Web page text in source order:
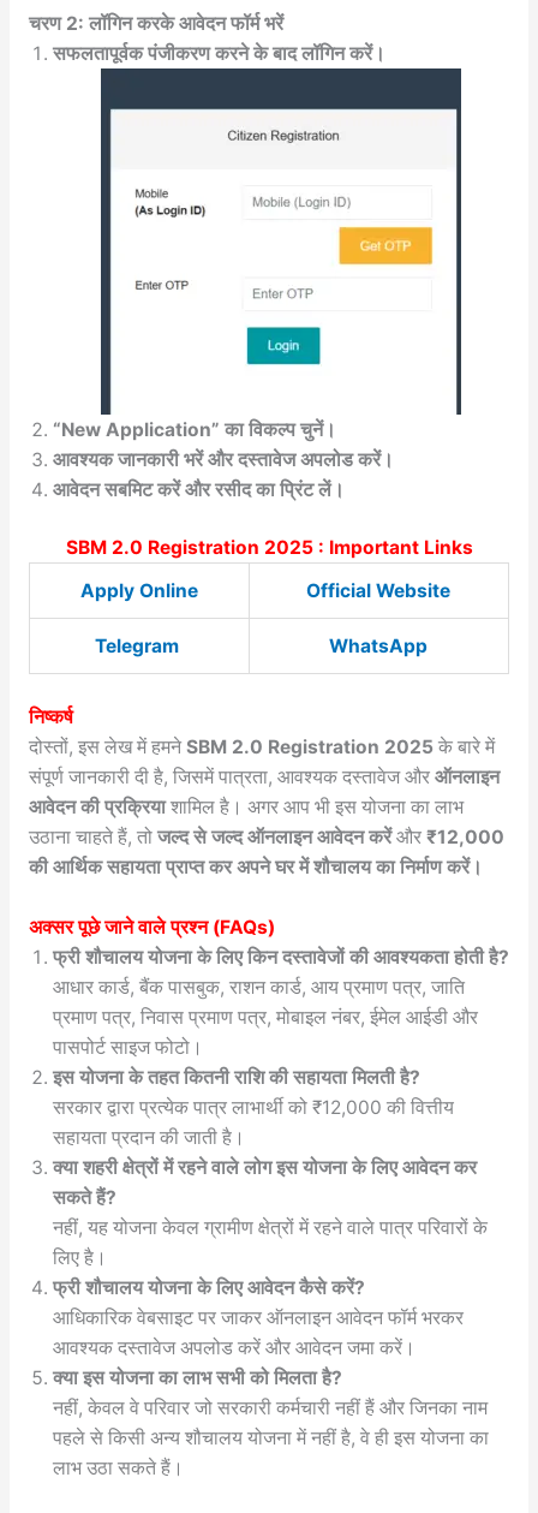
चरण 2: लॉगिन करके आवेदन फॉर्म भरें
सफलतापूर्वक पंजीकरण करने के बाद लॉगिन करें।
“New Application” का विकल्प चुनें।
आवश्यक जानकारी भरें और दस्तावेज अपलोड करें।
आवेदन सबमिट करें और रसीद का प्रिंट लें।
SBM 2.0 Registration 2025 : Important Links
Apply Online
Official Website
Telegram WhatsApp
निष्कर्ष
दोस्तों, इस लेख में हमने SBM 2.0 Registration 2025 के बारे में
संपूर्ण जानकारी दी है, जिसमें पात्रता, आवश्यक दस्तावेज और ऑनलाइन
आवेदन की प्रक्रियाशामिल है। अगर आप भी इस योजना का लाभ
उठाना चाहते हैं, तो जल्द से जल्द ऑनलाइन आवेदन करेंऔर ₹12,000
की आर्थिक सहायता प्राप्त कर अपने घर में शौचालय का निर्माण करें।
अक्सर पूछे जाने वाले प्रश्न (FAQs)
फ्री शौचालय योजना के लिए किन दस्तावेजों की आवश्यकता होती है?
आधार कार्ड, बैंक पासबुक, राशन कार्ड, आय प्रमाण पत्र, जाति
प्रमाण पत्र, निवास प्रमाण पत्र, मोबाइल नंबर, ईमेल आईडी और
पासपोर्ट साइज फोटो।
इस योजना के तहत कितनी राशि की सहायता मिलती है?
सरकार द्वारा प्रत्येक पात्र लाभार्थी को ₹12,000 की वित्तीय
सहायता प्रदान की जाती है।
क्या शहरी क्षेत्रों में रहने वाले लोग इस योजना के लिए आवेदन कर
सकते हैं?
नहीं, यह योजना केवल ग्रामीण क्षेत्रों में रहने वाले पात्र परिवारों के
लिए है।
फ्री शौचालय योजना के लिए आवेदन कैसे करें?
आधिकारिक वेबसाइट पर जाकर ऑनलाइन आवेदन फॉर्म भरकर
आवश्यक दस्तावेज अपलोड करें और आवेदन जमा करें।
क्या इस योजना का लाभ सभी को मिलता है?
नहीं, केवल वे परिवार जो सरकारी कर्मचारी नहीं हैं और जिनका नाम
पहले से किसी अन्य शौचालय योजना में नहीं है, वे ही इस योजना का
लाभ उठा सकते हैं।